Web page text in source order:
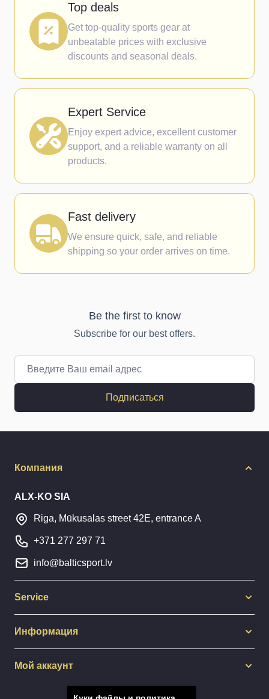
Top deals
Get top-quality sports gear at
unbeatable prices with exclusive
discounts and seasonal deals.
Expert Service
Enjoy expert advice, excellent customer
support, and a reliable warranty on all
products.
Fast delivery
We ensure quick, safe, and reliable
shipping so your order arrives on time.
Be the first to know
Subscribe for our best offers.
Подписаться
Компания
ALX-KO SIA
Riga, Mūkusalas street 42E, entrance A
+371 277 297 71
info@balticsport.lv
Service
Информация
Мой аккаунт